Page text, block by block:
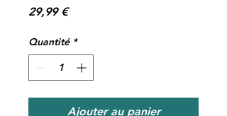
29,99 €Prix
Quantité *
Ajouter au panier